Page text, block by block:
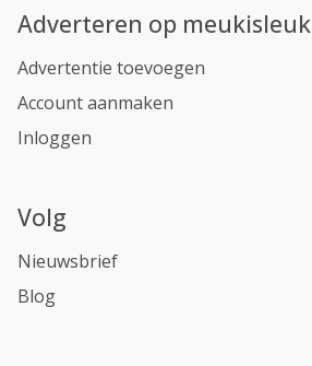
Adverteren op meukisleuk
Advertentie toevoegen
Account aanmaken
Inloggen
Volg
Nieuwsbrief
Blog